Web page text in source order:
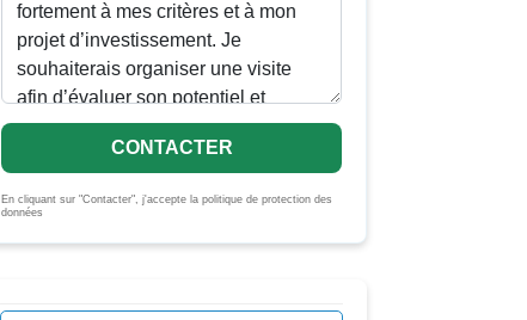
CONTACTER
En cliquant sur "Contacter", j'accepte la politique de protection des
données